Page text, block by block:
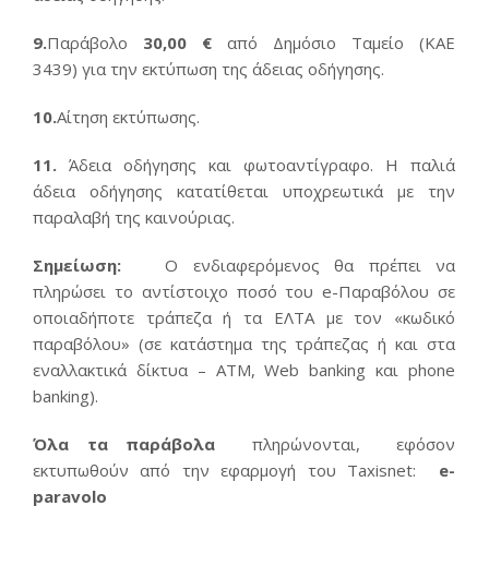
9.Παράβολο 30,00 € από Δημόσιο Ταμείο (ΚΑΕ
3439) για την εκτύπωση της άδειας οδήγησης.
10.Αίτηση εκτύπωσης.
11. Άδεια οδήγησης και φωτοαντίγραφο. Η παλιά
άδεια οδήγησης κατατίθεται υποχρεωτικά με την
παραλαβή της καινούριας.
Σημείωση: Ο ενδιαφερόμενος θα πρέπει να
πληρώσει το αντίστοιχο ποσό του e-Παραβόλου σε
οποιαδήποτε τράπεζα ή τα ΕΛΤΑ με τον «κωδικό
παραβόλου» (σε κατάστημα της τράπεζας ή και στα
εναλλακτικά δίκτυα – ΑΤΜ, Web banking και phone
banking).
Όλα τα παράβολα πληρώνονται, εφόσον
εκτυπωθούν από την εφαρμογή του Taxisnet: e-
paravolo